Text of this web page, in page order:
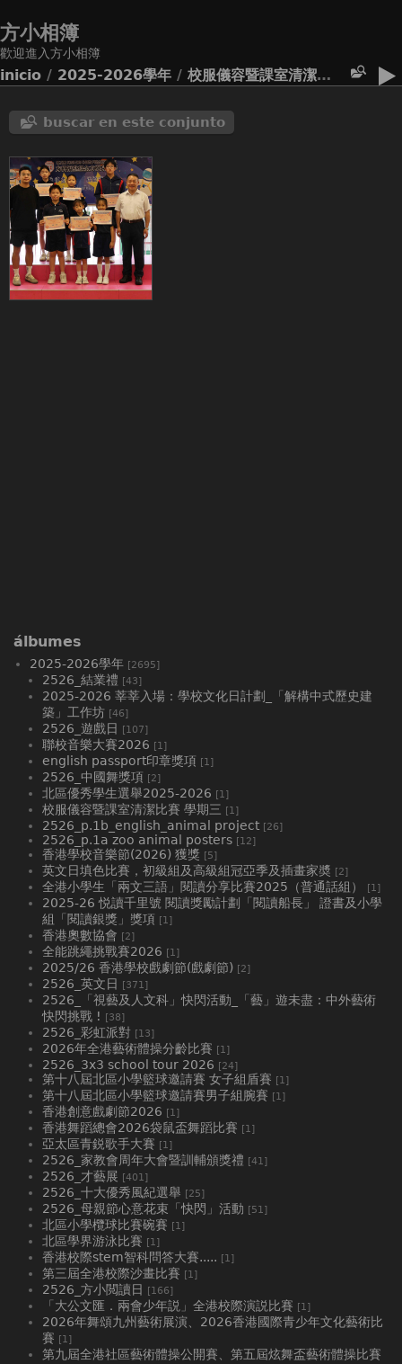
方小相簿
歡迎進入方小相簿
inicio / 2025-2026學年 / 校服儀容暨課室清潔比賽 學期三
buscar en este conjunto
álbumes
2025-2026學年 [2695]
2526_結業禮 [43]
2025-2026 莘莘入場：學校文化日計劃_「解構中式歷史建
築」工作坊 [46]
2526_遊戲日 [107]
聯校音樂大賽2026 [1]
english passport印章獎項 [1]
2526_中國舞獎項 [2]
北區優秀學生選舉2025-2026 [1]
校服儀容暨課室清潔比賽 學期三 [1]
2526_p.1b_english_animal project [26]
2526_p.1a zoo animal posters [12]
香港學校音樂節(2026) 獲獎 [5]
英文日填色比賽，初級組及高級組冠亞季及插畫家奬 [2]
全港小學生「兩文三語」閱讀分享比賽2025（普通話組） [1]
2025-26 悦讀千里號 閱讀獎勵計劃「閱讀船長」 證書及小學
組「閱讀銀獎」獎項 [1]
香港奧數協會 [2]
全能跳繩挑戰賽2026 [1]
2025/26 香港學校戲劇節(戲劇節) [2]
2526_英文日 [371]
2526_「視藝及人文科」快閃活動_「藝」遊未盡：中外藝術
快閃挑戰 ! [38]
2526_彩虹派對 [13]
2026年全港藝術體操分齡比賽 [1]
2526_3x3 school tour 2026 [24]
第十八屆北區小學籃球邀請賽 女子組盾賽 [1]
第十八屆北區小學籃球邀請賽男子組腕賽 [1]
香港創意戲劇節2026 [1]
香港舞蹈總會2026袋鼠盃舞蹈比賽 [1]
亞太區青鋭歌手大賽 [1]
2526_家教會周年大會暨訓輔頒獎禮 [41]
2526_才藝展 [401]
2526_十大優秀風紀選舉 [25]
2526_母親節心意花束「快閃」活動 [51]
北區小學欖球比賽碗賽 [1]
北區學界游泳比賽 [1]
香港校際stem智科問答大賽..... [1]
第三屆全港校際沙畫比賽 [1]
2526_方小閲讀日 [166]
「大公文匯．兩會少年説」全港校際演説比賽 [1]
2026年舞頌九州藝術展演、2026香港國際青少年文化藝術比
賽 [1]
第九屆全港社區藝術體操公開賽、第五屆炫舞盃藝術體操比賽